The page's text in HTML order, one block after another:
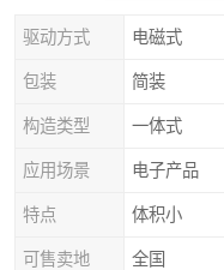
驱动方式 电磁式
包装 简装
构造类型 一体式
应用场景 电子产品
特点 体积小
可售卖地 全国